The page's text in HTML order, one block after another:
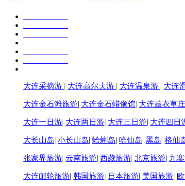
大连采摘游 | 大连高尔夫游 | 大连温泉游 | 大连
大连金石滩旅游| 大连金石蜡像馆| 大连薰衣草
大连一日游| 大连两日游| 大连三日游| 大连四日
大长山岛| 小长山岛| 蛤蜊岛| 哈仙岛| 黑岛| 格仙
张家界旅游| 云南旅游| 西藏旅游| 北京旅游| 九
大连邮轮旅游| 韩国旅游| 日本旅游| 美国旅游|